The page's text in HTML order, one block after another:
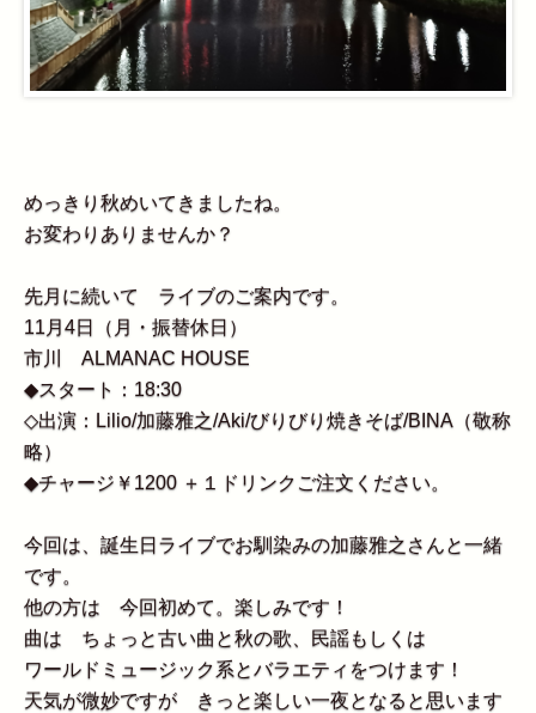
めっきり秋めいてきましたね。
お変わりありませんか？
先月に続いて ライブのご案内です。
11月4日（月・振替休日）
市川 ALMANAC HOUSE
◆スタート：18:30
◇出演：Lilio/加藤雅之/Aki/びりびり焼きそば/BINA（敬称
略）
◆チャージ￥1200 ＋１ドリンクご注文ください。
今回は、誕生日ライブでお馴染みの加藤雅之さんと一緒
です。
他の方は 今回初めて。楽しみです！
曲は ちょっと古い曲と秋の歌、民謡もしくは
ワールドミュージック系とバラエティをつけます！
天気が微妙ですが きっと楽しい一夜となると思います